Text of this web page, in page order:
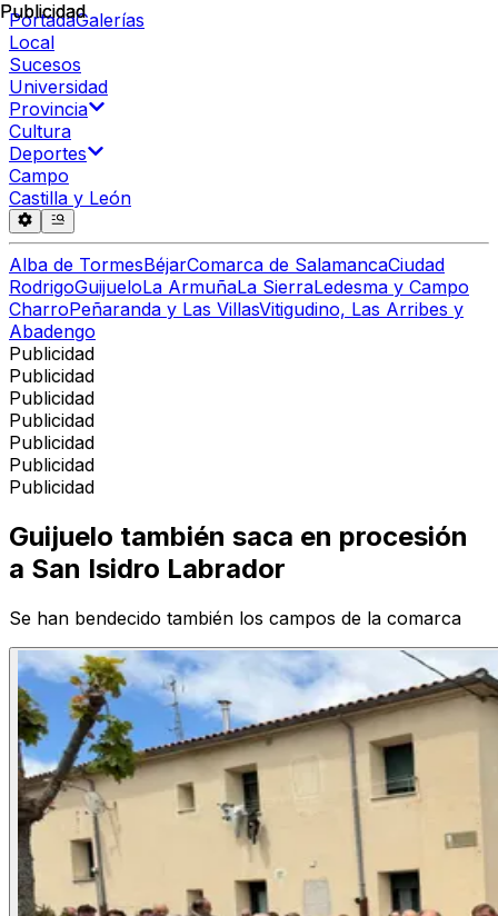
PortadaGalerías
Local
Sucesos
Universidad
Provincia
Cultura
Deportes
Campo
Castilla y León
Alba de TormesBéjarComarca de SalamancaCiudad
RodrigoGuijueloLa ArmuñaLa SierraLedesma y Campo
CharroPeñaranda y Las VillasVitigudino, Las Arribes y
Abadengo
Publicidad
Publicidad
Publicidad
Publicidad
Publicidad
Publicidad
Publicidad
Publicidad
Guijuelo también saca en procesión
a San Isidro Labrador
Se han bendecido también los campos de la comarca
Publicidad